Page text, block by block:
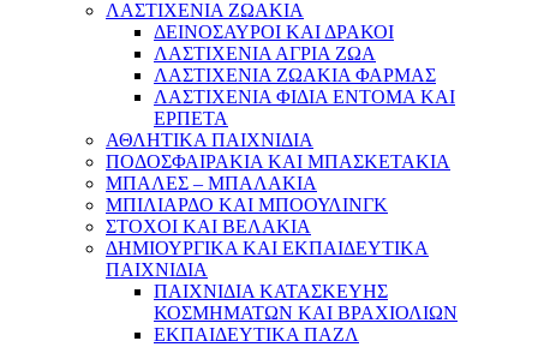
ΛΑΣΤΙΧΕΝΙΑ ΖΩΑΚΙΑ
ΔΕΙΝΟΣΑΥΡΟΙ ΚΑΙ ΔΡΑΚΟΙ
ΛΑΣΤΙΧΕΝΙΑ ΑΓΡΙΑ ΖΩΑ
ΛΑΣΤΙΧΕΝΙΑ ΖΩΑΚΙΑ ΦΑΡΜΑΣ
ΛΑΣΤΙΧΕΝΙΑ ΦΙΔΙΑ ΕΝΤΟΜΑ ΚΑΙ
ΕΡΠΕΤΑ
ΑΘΛΗΤΙΚΑ ΠΑΙΧΝΙΔΙΑ
ΠΟΔΟΣΦΑΙΡΑΚΙΑ ΚΑΙ ΜΠΑΣΚΕΤΑΚΙΑ
ΜΠΑΛΕΣ – ΜΠΑΛΑΚΙΑ
ΜΠΙΛΙΑΡΔΟ ΚΑΙ ΜΠΟΟΥΛΙΝΓΚ
ΣΤΟΧΟΙ ΚΑΙ ΒΕΛΑΚΙΑ
ΔΗΜΙΟΥΡΓΙΚΑ ΚΑΙ ΕΚΠΑΙΔΕΥΤΙΚΑ
ΠΑΙΧΝΙΔΙΑ
ΠΑΙΧΝΙΔΙΑ ΚΑΤΑΣΚΕΥΗΣ
ΚΟΣΜΗΜΑΤΩΝ ΚΑΙ ΒΡΑΧΙΟΛΙΩΝ
ΕΚΠΑΙΔΕΥΤΙΚΑ ΠΑΖΛ